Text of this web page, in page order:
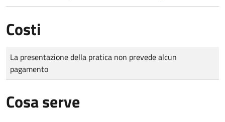
Costi
Tipo di pagamento
Importo
La presentazione della pratica non prevede alcun
pagamento
Cosa serve